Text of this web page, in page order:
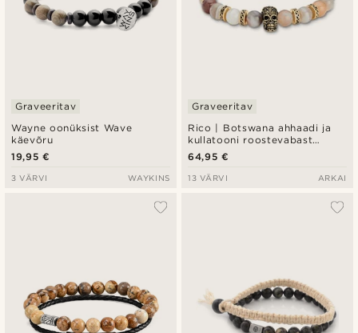
Wayne oonüksist Wave
käevõru
Graveeritav
19,95 €
3 VÄRVI WAYKINS
Rico | Botswana ahhaadi ja
kullatooni roostevabast
terasest koljuga käevõru
Graveeritav
64,95 €
13 VÄRVI ARKAI